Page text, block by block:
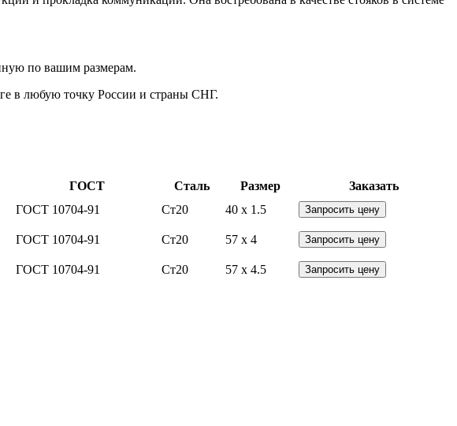
по вашим размерам.
в любую точку России и страны СНГ.
ГОСТ Сталь Размер
Заказать
ГОСТ 10704-91 Ст20 40 x 1.5 Запросить цену
ГОСТ 10704-91 Ст20 57 x 4 Запросить цену
ГОСТ 10704-91 Ст20 57 x 4.5 Запросить цену